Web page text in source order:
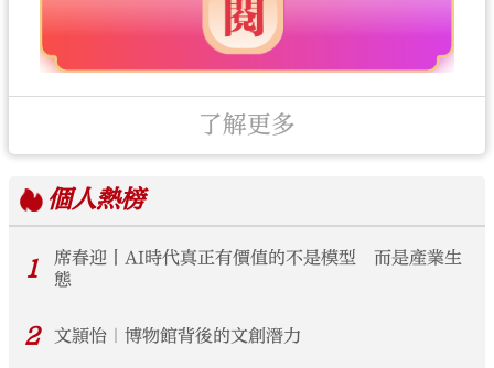
了解更多
個人熱榜
1
席春迎丨AI時代真正有價值的不是模型 而是產業生
態
2 文頴怡｜博物館背後的文創潛力